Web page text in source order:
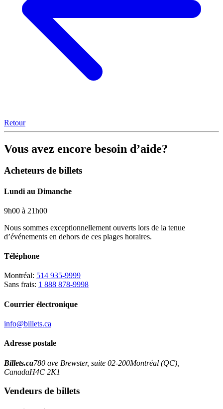
Retour
Vous avez encore besoin d’aide?
Acheteurs de billets
Lundi au Dimanche
9h00 à 21h00
Nous sommes exceptionnellement ouverts lors de la tenue
d’événements en dehors de ces plages horaires.
Téléphone
Montréal: 514 935-9999
Sans frais: 1 888 878-9998
Courrier électronique
info@billets.ca
Adresse postale
Billets.ca780 ave Brewster, suite 02-200Montréal (QC),
CanadaH4C 2K1
Vendeurs de billets